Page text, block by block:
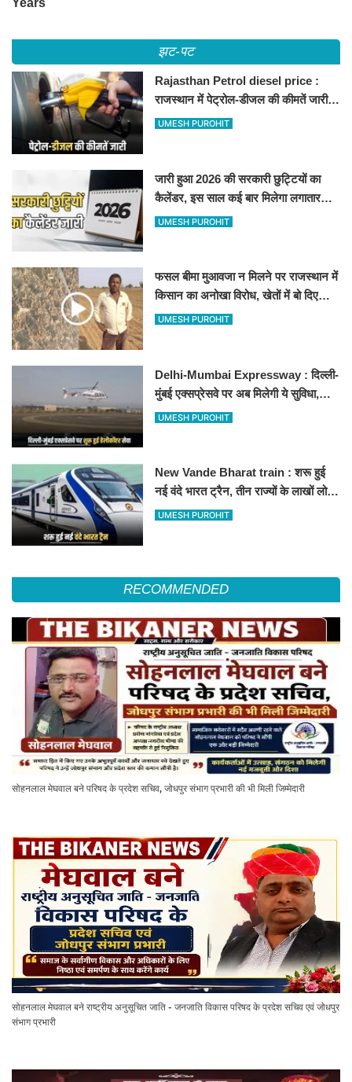
झट-पट
Rajasthan Petrol diesel price :
राजस्थान में पेट्रोल-डीजल की कीमतें जारी,
जानिए बीकानेर समेत पुरे प्रदेश में नए रेट
UMESH PUROHIT
जारी हुआ 2026 की सरकारी छुट्टियों का
कैलेंडर, इस साल कई बार मिलेगा लगातार
अवकाश, देखें
UMESH PUROHIT
फसल बीमा मुआवजा न मिलने पर राजस्थान में
किसान का अनोखा विरोध, खेतों में बो दिए
500-500 रुपए के नोट, वीडियो वायरल
UMESH PUROHIT
Delhi-Mumbai Expressway : दिल्ली-
मुंबई एक्सप्रेसवे पर अब मिलेगी ये सुविधा,
हेलीकॉप्टर सर्विस से तुरंत घायल पहुंचेगा
UMESH PUROHIT
New Vande Bharat train : शरू हुई
नई वंदे भारत ट्रैन, तीन राज्यों के लाखों लोगों
का सफर होगा आसान, देखें पूरा रूटमैप
UMESH PUROHIT
RECOMMENDED
सोहनलाल मेघवाल बने परिषद के प्रदेश सचिव, जोधपुर संभाग प्रभारी की भी मिली जिम्मेदारी
सोहनलाल मेघवाल बने राष्ट्रीय अनुसूचित जाति - जनजाति विकास परिषद के प्रदेश सचिव एवं जोधपुर
संभाग प्रभारी